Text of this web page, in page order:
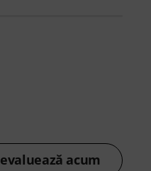
evaluează acum